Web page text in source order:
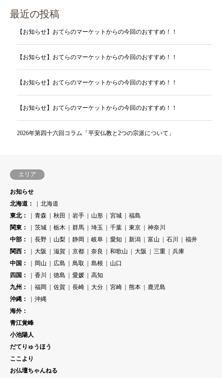
最近の投稿
【お知らせ】おてらのマーケットからの今回のおすすめ！！
【お知らせ】おてらのマーケットからの今回のおすすめ！！
【お知らせ】おてらのマーケットからの今回のおすすめ！！
【お知らせ】おてらのマーケットからの今回のおすすめ！！
2026年第四十六回コラム「平安仏教と2つの宗派について」
エリア
お知らせ
北海道：
北海道
東北：
青森 秋田 岩手 山形 宮城
福島
関東：
茨城 栃木 群馬 埼玉 千葉 東京
神奈川
中部：
長野 山梨 静岡 岐阜 愛知 新潟 富山 石川
福井
関西：
大阪 滋賀 京都 奈良 和歌山 大阪 三重
兵庫
中国：
岡山 広島 鳥取 島根
山口
四国：
香川 徳島 愛媛
高知
九州：
福岡 佐賀 長崎 大分 宮崎 熊本
鹿児島
沖縄：
沖縄
海外：
青江覚峰
小池陽人
だてりゅうほう
ここより
お仏壇ちゃんねる